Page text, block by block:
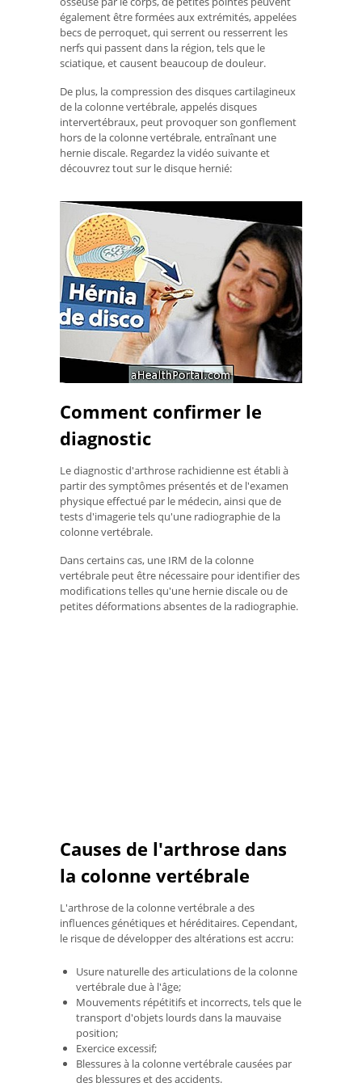
également être formées aux extrémités, appelées
becs de perroquet, qui serrent ou resserrent les
nerfs qui passent dans la région, tels que le
sciatique, et causent beaucoup de douleur.
De plus, la compression des disques cartilagineux
de la colonne vertébrale, appelés disques
intervertébraux, peut provoquer son gonflement
hors de la colonne vertébrale, entraînant une
hernie discale. Regardez la vidéo suivante et
découvrez tout sur le disque hernié:
Comment confirmer le
diagnostic
Le diagnostic d'arthrose rachidienne est établi à
partir des symptômes présentés et de l'examen
physique effectué par le médecin, ainsi que de
tests d'imagerie tels qu'une radiographie de la
colonne vertébrale.
Dans certains cas, une IRM de la colonne
vertébrale peut être nécessaire pour identifier des
modifications telles qu'une hernie discale ou de
petites déformations absentes de la radiographie.
Causes de l'arthrose dans
la colonne vertébrale
L'arthrose de la colonne vertébrale a des
influences génétiques et héréditaires. Cependant,
le risque de développer des altérations est accru:
Usure naturelle des articulations de la colonne
vertébrale due à l'âge;
Mouvements répétitifs et incorrects, tels que le
transport d'objets lourds dans la mauvaise
position;
Exercice excessif;
Blessures à la colonne vertébrale causées par
des blessures et des accidents.